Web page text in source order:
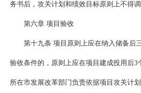
务书后，攻关计划和绩效目标原则上不得调
第六章 项目验收
第十九条 项目原则上应在纳入储备后
验收条件的，原则上应在项目建成投用后3
所在市发展改革部门负责依据项目攻关计